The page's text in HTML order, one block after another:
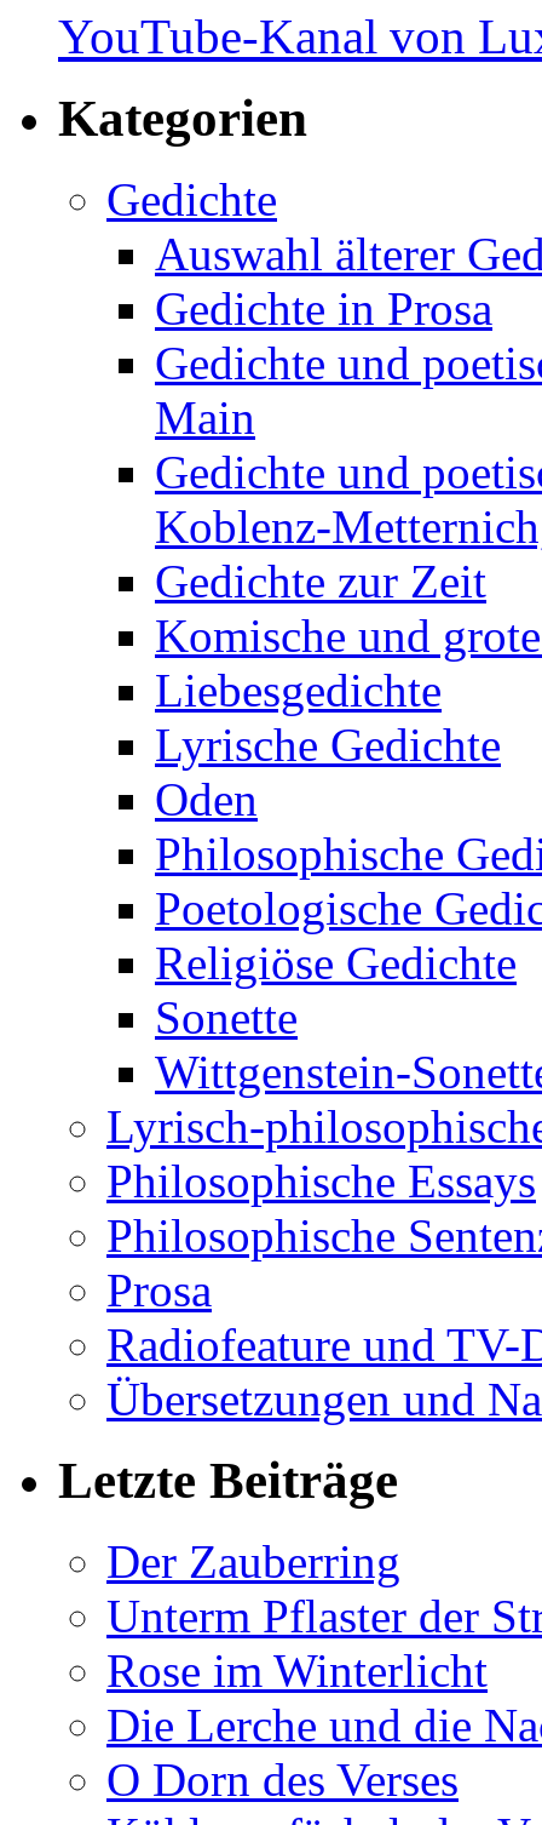
YouTube-Kanal von
Kategorien
Gedichte
Auswahl älterer
Gedichte in Prosa
Gedichte und
Main
Gedichte und
Koblenz-
Gedichte zur Zeit
Komische und
Liebesgedichte
Lyrische Gedichte
Oden
Philosophische
Poetologische
Religiöse Gedichte
Sonette
Wittgenstein-
Lyrisch-
Philosophische Essays
Philosophische
Prosa
Radiofeature und TV-
Übersetzungen und
Letzte Beiträge
Der Zauberring
Unterm Pflaster der
Rose im Winterlicht
Die Lerche und die
O Dorn des Verses